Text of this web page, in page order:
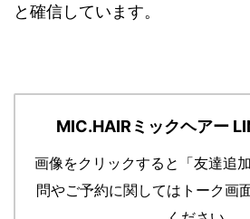
と確信しています。
MIC.HAIRミックヘアー
画像をクリックすると「友達追加
問やご予約に関してはトーク画